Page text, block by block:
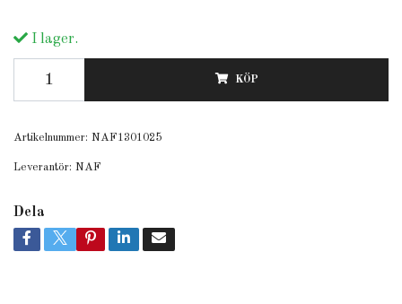
I lager.
KÖP
Artikelnummer: NAF1301025
Leverantör: NAF
Dela